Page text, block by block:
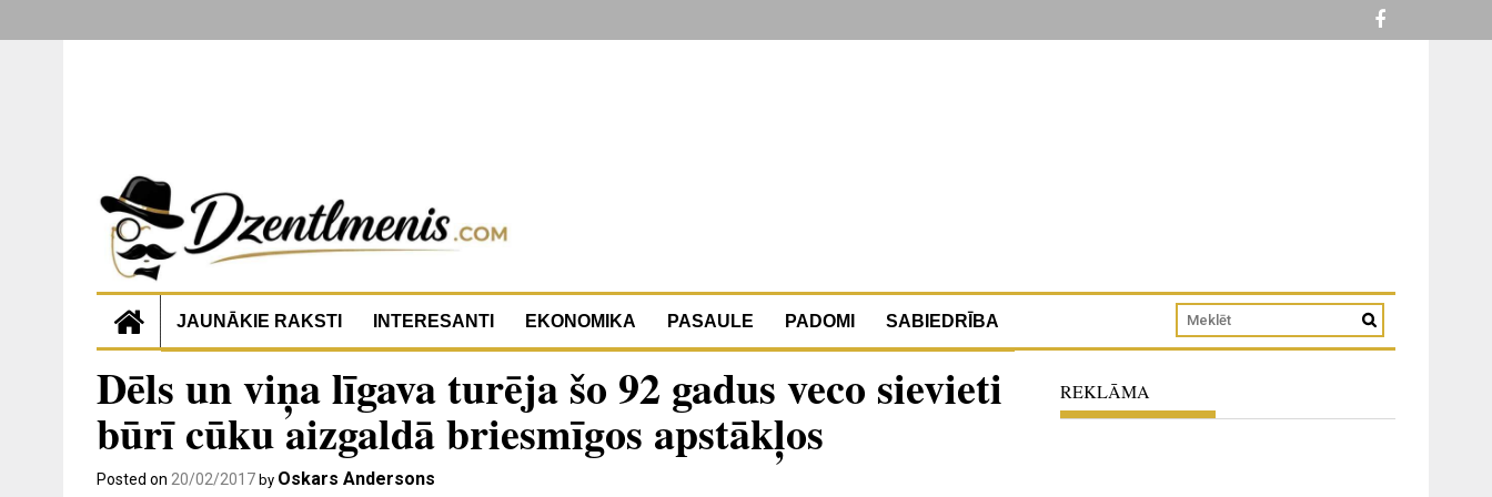
JAUNĀKIE RAKSTI INTERESANTI EKONOMIKA PASAULE PADOMI SABIEDRĪBA
Dēls un viņa līgava turēja šo 92 gadus veco sievieti
būrī cūku aizgaldā briesmīgos apstākļos
Posted on 20/02/2017 by Oskars Andersons
REKLĀMA